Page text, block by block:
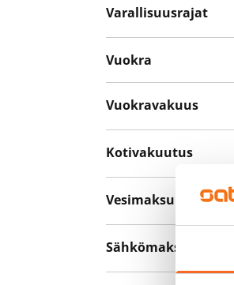
Varallisuusrajat
Vuokra
Vuokravakuus
Kotivakuutus
Vesimaksu
Sähkömaksu